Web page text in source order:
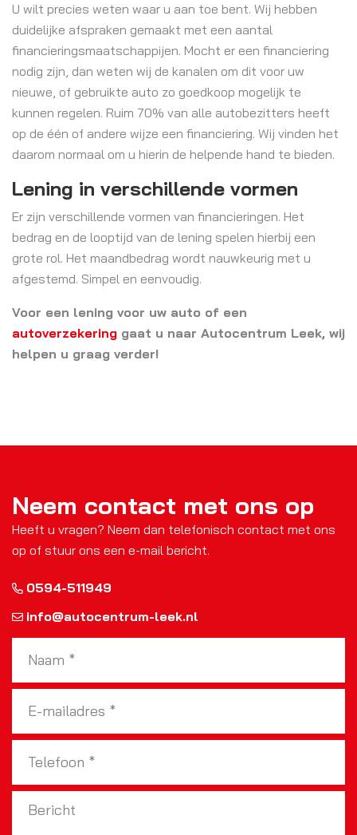
U wilt precies weten waar u aan toe bent. Wij hebben
duidelijke afspraken gemaakt met een aantal
financieringsmaatschappijen. Mocht er een financiering
nodig zijn, dan weten wij de kanalen om dit voor uw
nieuwe, of gebruikte auto zo goedkoop mogelijk te
kunnen regelen. Ruim 70% van alle autobezitters heeft
op de één of andere wijze een financiering. Wij vinden het
daarom normaal om u hierin de helpende hand te bieden.
Lening in verschillende vormen
Er zijn verschillende vormen van financieringen. Het
bedrag en de looptijd van de lening spelen hierbij een
grote rol. Het maandbedrag wordt nauwkeurig met u
afgestemd. Simpel en eenvoudig.
Voor een lening voor uw auto of een
autoverzekering gaat u naar Autocentrum Leek, wij
helpen u graag verder!
Neem contact met ons op
Heeft u vragen? Neem dan telefonisch contact met ons
op of stuur ons een e-mail bericht.
0594-511949
info@autocentrum-leek.nl